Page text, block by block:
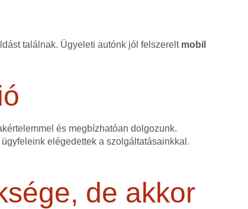
találnak. Ügyeleti autónk jól felszerelt mobil
és megbízhatóan dolgozunk.
elégedettek a szolgáltatásainkkal.
de akkor